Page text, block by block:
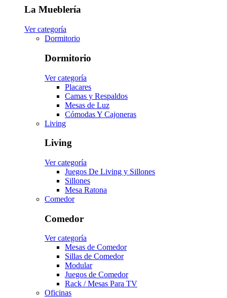
La Mueblería
Ver categoría
Dormitorio
Dormitorio
Ver categoría
Placares
Camas y Respaldos
Mesas de Luz
Cómodas Y Cajoneras
Living
Living
Ver categoría
Juegos De Living y Sillones
Sillones
Mesa Ratona
Comedor
Comedor
Ver categoría
Mesas de Comedor
Sillas de Comedor
Modular
Juegos de Comedor
Rack / Mesas Para TV
Oficinas